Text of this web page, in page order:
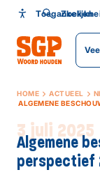
Toegankelijkheid
Lettergrootte
Zoeken
HOME ACTUEEL
ALGEMENE
3 juli 2025
Algemene
perspectief